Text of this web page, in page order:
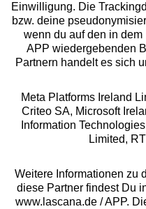
Rechtliches
Alle Preise inkl. MwSt., zzgl.
** Bonität vorausgesetzt, berechtigt
Einwilligung. Die
bzw. deine
wenn du auf den in
APP wiedergebenden
Partnern handelt es sich
Meta Platforms Ireland
Criteo SA, Microsoft
Information
Limited,
Weitere Informationen zu
diese Partner findest Du
www.lascana.de / APP.